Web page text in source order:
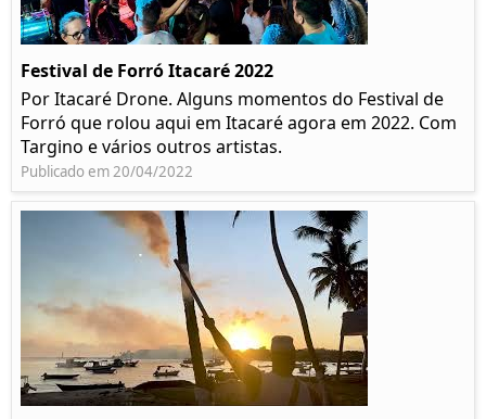
Festival de Forró Itacaré 2022
Por Itacaré Drone. Alguns momentos do Festival de
Forró que rolou aqui em Itacaré agora em 2022. Com
Targino e vários outros artistas.
Publicado em 20/04/2022